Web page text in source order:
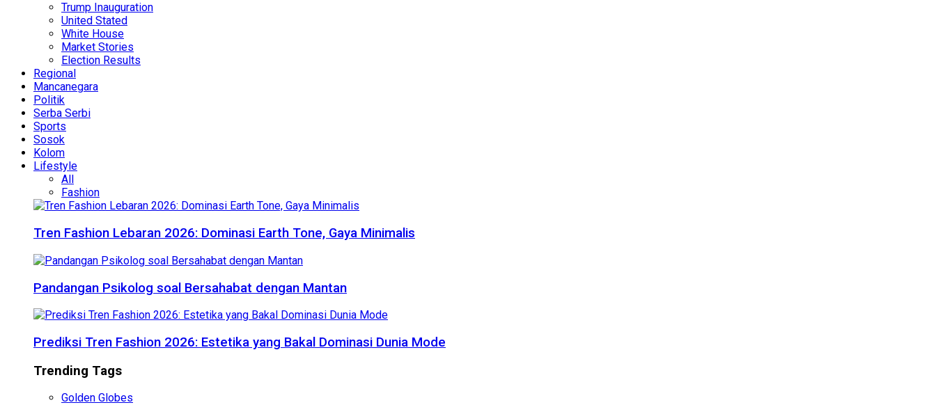
Trump Inauguration
United Stated
White House
Market Stories
Election Results
Regional
Mancanegara
Politik
Serba Serbi
Sports
Sosok
Kolom
Lifestyle
All
Fashion
Tren Fashion Lebaran 2026: Dominasi Earth Tone, Gaya Minimalis
Pandangan Psikolog soal Bersahabat dengan Mantan
Prediksi Tren Fashion 2026: Estetika yang Bakal Dominasi Dunia Mode
Trending Tags
Golden Globes